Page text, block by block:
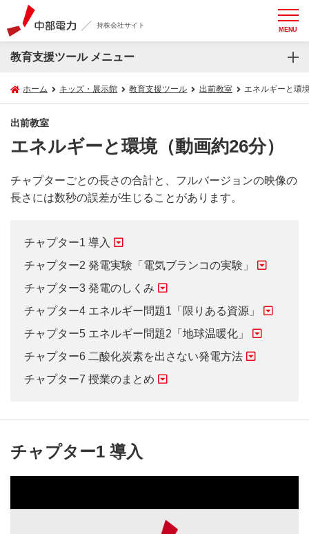
持株会社サイト MENU
教育支援ツール メニュー
ホーム キッズ・展示館 教育支援ツール 出前教室 エネルギーと環
出前教室
エネルギーと環境（動画約26分）
チャプターごとの長さの合計と、フルバージョンの映像の
長さには数秒の誤差が生じることがあります。
チャプター1 導入
チャプター2 発電実験「電気ブランコの実験」
チャプター3 発電のしくみ
チャプター4 エネルギー問題1「限りある資源」
チャプター5 エネルギー問題2「地球温暖化」
チャプター6 二酸化炭素を出さない発電方法
チャプター7 授業のまとめ
チャプター1 導入